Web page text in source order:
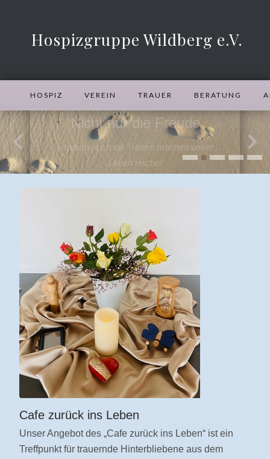
Hospizgruppe Wildberg e.V.
HOSPIZ VEREIN TRAUER BERATUNG
Nicht nur die Freude
sondern auch die Tränen machen unser
Leben reicher
Cafe zurück ins Leben
Unser Angebot des „Cafe zurück ins Leben“ ist ein
Treffpunkt für trauernde Hinterbliebene aus dem